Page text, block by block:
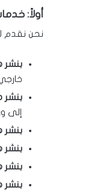
أولاً:
نحن نقدم
بنشر
بنشر
إلى
بنشر
بنشر
بنشر
بنشر